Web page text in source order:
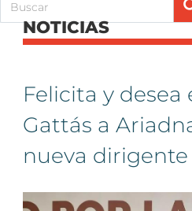
NOTICIAS
Felicita y desea
Gattás a
nueva dirigente